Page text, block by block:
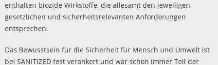
enthalten biozide Wirkstoffe, die allesamt den jeweiligen
gesetzlichen und sicherheitsrelevanten Anforderungen
entsprechen.
Das Bewusstsein für die Sicherheit für Mensch und Umwelt ist
bei SANITIZED fest verankert und war schon immer Teil der